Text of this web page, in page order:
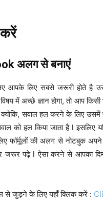
अलग से बनाएं
आपके लिए सबसे जरूरी होते है
में अच्छे ज्ञान होगा, तो आप किसी
सवाल हल करने के लिए उसमें
को हल किया जाता है l इसलिए
फॉर्मूलों की अलग से नोटबुक
जरूर पढ़े l ऐसा करने से आपका
से जुड़ने के लिए यहाँ क्लिक करें :